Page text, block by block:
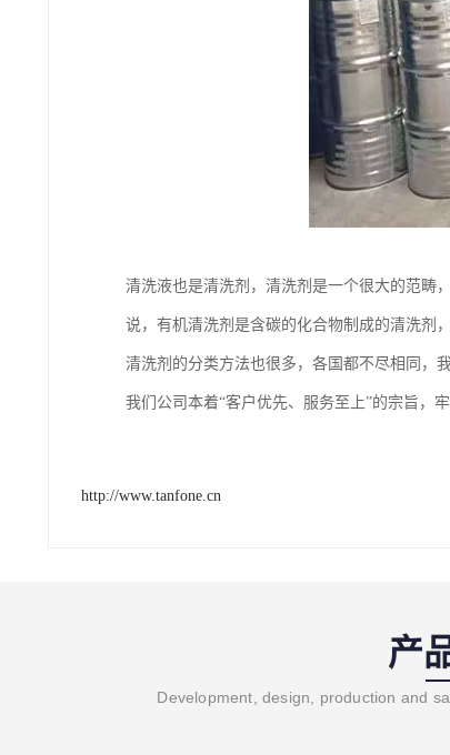
清洗液也是清洗剂，清洗剂是一个很大的范畴
说，有机清洗剂是含碳的化合物制成的清洗剂
清洗剂的分类方法也很多，各国都不尽相同，
我们公司本着“客户优先、服务至上”的宗旨，
http://www.tanfone.cn
产
Development, design, production and